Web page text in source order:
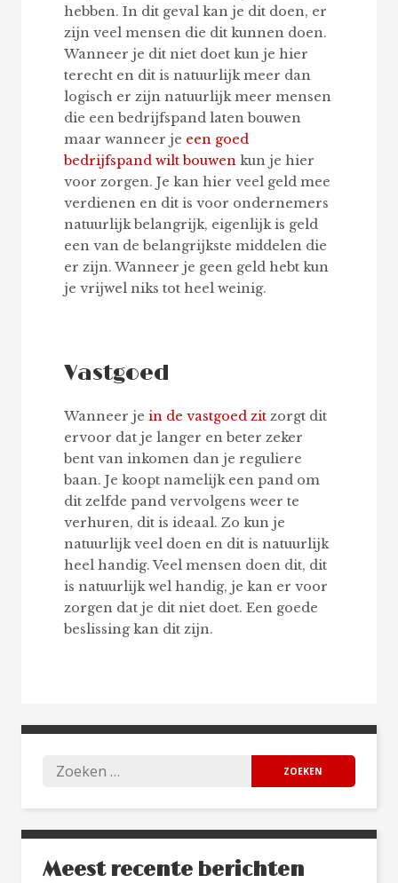
hebben. In dit geval kan je dit doen, er
zijn veel mensen die dit kunnen doen.
Wanneer je dit niet doet kun je hier
terecht en dit is natuurlijk meer dan
logisch er zijn natuurlijk meer mensen
die een bedrijfspand laten bouwen
maar wanneer je een goed
bedrijfspand wilt bouwen kun je hier
voor zorgen. Je kan hier veel geld mee
verdienen en dit is voor ondernemers
natuurlijk belangrijk, eigenlijk is geld
een van de belangrijkste middelen die
er zijn. Wanneer je geen geld hebt kun
je vrijwel niks tot heel weinig.
Vastgoed
Wanneer je in de vastgoed zit zorgt dit
ervoor dat je langer en beter zeker
bent van inkomen dan je reguliere
baan. Je koopt namelijk een pand om
dit zelfde pand vervolgens weer te
verhuren, dit is ideaal. Zo kun je
natuurlijk veel doen en dit is natuurlijk
heel handig. Veel mensen doen dit, dit
is natuurlijk wel handig, je kan er voor
zorgen dat je dit niet doet. Een goede
beslissing kan dit zijn.
Meest recente berichten